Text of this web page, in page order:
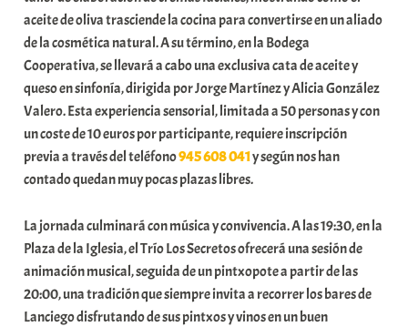
aceite de oliva trasciende la cocina para convertirse en un aliado
de la cosmética natural. A su término, en la Bodega
Cooperativa, se llevará a cabo una exclusiva cata de aceite y
queso en sinfonía, dirigida por Jorge Martínez y Alicia González
Valero. Esta experiencia sensorial, limitada a 50 personas y con
un coste de 10 euros por participante, requiere inscripción
previa a través del teléfono945 608 041y según nos han
contado quedan muy pocas plazas libres.
La jornada culminará con música y convivencia. A las 19:30, en la
Plaza de la Iglesia, el Trío Los Secretos ofrecerá una sesión de
animación musical, seguida de un pintxopote a partir de las
20:00, una tradición que siempre invita a recorrer los bares de
Lanciego disfrutando de sus pintxos y vinos en un buen